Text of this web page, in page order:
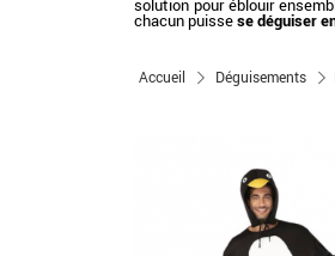
solution pour éblouir
chacun puissese déguiser
Accueil Déguisements